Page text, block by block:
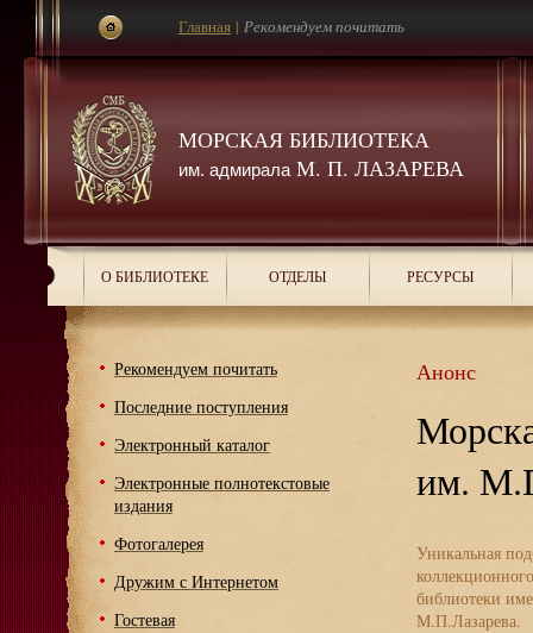
МОРСКАЯ БИБЛИОТЕКА
им. адмиралаМ. П. ЛАЗАРЕВА
Главная | Рекомендуем почитать
О БИБЛИОТЕКЕ ОТДЕЛЫ РЕСУРСЫ
Рекомендуем почитать
Последние поступления
Электронный каталог
Электронные полнотекстовые
издания
Фотогалерея
Дружим с Интернетом
Гостевая
Анонс
им.
Уникальная
библиотеки
М.П.Лазарева.